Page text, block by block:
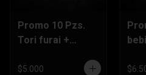
Promo 10 Pzs.
Tori furai +
$5.000